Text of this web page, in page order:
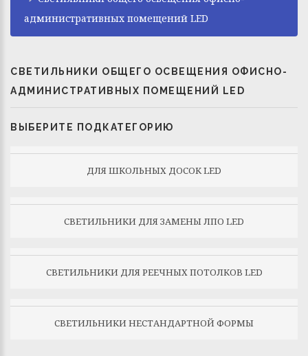
административных помещений LED
СВЕТИЛЬНИКИ ОБЩЕГО ОСВЕЩЕНИЯ ОФИСНО-
АДМИНИСТРАТИВНЫХ ПОМЕЩЕНИЙ LED
ВЫБЕРИТЕ ПОДКАТЕГОРИЮ
ДЛЯ ШКОЛЬНЫХ ДОСОК LED
СВЕТИЛЬНИКИ ДЛЯ ЗАМЕНЫ ЛПО LED
СВЕТИЛЬНИКИ ДЛЯ РЕЕЧНЫХ ПОТОЛКОВ LED
СВЕТИЛЬНИКИ НЕСТАНДАРТНОЙ ФОРМЫ